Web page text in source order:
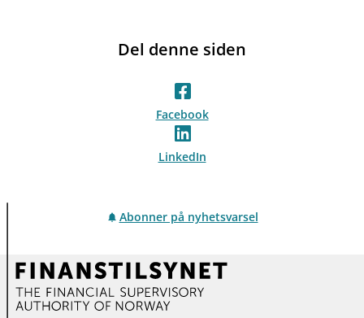
Del denne siden
Facebook
LinkedIn
Abonner på nyhetsvarsel